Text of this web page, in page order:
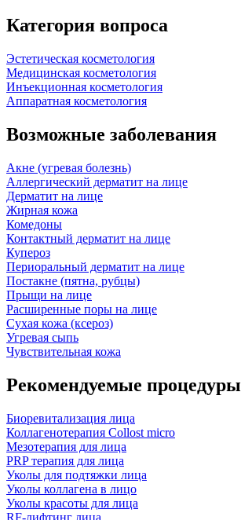
Категория вопроса
Эстетическая косметология
Медицинская косметология
Инъекционная косметология
Аппаратная косметология
Возможные заболевания
Акне (угревая болезнь)
Аллергический дерматит на лице
Дерматит на лице
Жирная кожа
Комедоны
Контактный дерматит на лице
Купероз
Периоральный дерматит на лице
Постакне (пятна, рубцы)
Прыщи на лице
Расширенные поры на лице
Сухая кожа (ксероз)
Угревая сыпь
Чувствительная кожа
Рекомендуемые процедуры
Биоревитализация лица
Коллагенотерапия Collost micro
Мезотерапия для лица
PRP терапия для лица
Уколы для подтяжки лица
Уколы коллагена в лицо
Уколы красоты для лица
RF-лифтинг лица